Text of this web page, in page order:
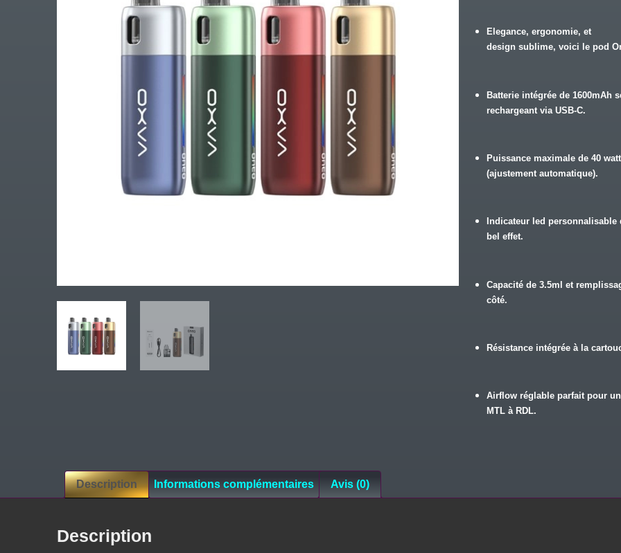
Elegance, ergonomie, et
design sublime, voici le pod
Batterie intégrée de 1600mAh
rechargeant via USB-C.
Puissance maximale de 40
(ajustement automatique).
Indicateur led personnalisable
bel effet.
Capacité de 3.5ml et
côté.
Résistance intégrée à la
Airflow réglable parfait pour
MTL à RDL.
Description Informations complémentaires Avis (0)
Description